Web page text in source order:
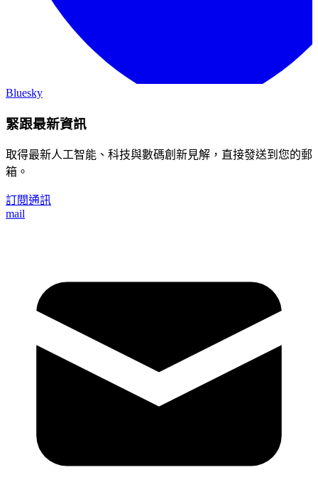
Bluesky
緊跟最新資訊
取得最新人工智能、科技與數碼創新見解，直接發送到您的郵
箱。
訂閱通訊
mail